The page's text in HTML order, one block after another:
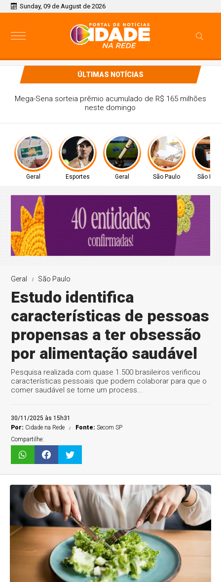
Sunday, 09 de August de 2026
ÚLTIMAS NOTÍCIAS
Tenista Bia Haddad anuncia pausa na carreira neste
segundo semestre
Geral Esportes Geral São Paulo São
Geral São Paulo
Estudo identifica
características de pessoas
propensas a ter obsessão
por alimentação saudável
Pesquisa realizada com quase 1.500 brasileiros verificou
características pessoais que podem colaborar para que o
comer saudável se torne um process...
30/11/2025 às 15h31
Por: Cidade na Rede Fonte:Secom SP
Compartilhe: